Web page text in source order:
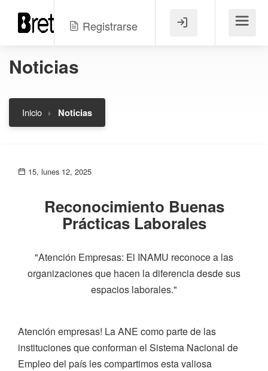
Registrarse Menú
Noticias
Inicio Noticias
15, lunes 12, 2025
Reconocimiento Buenas
Prácticas Laborales
"Atención Empresas: El INAMU reconoce a las
organizaciones que hacen la diferencia desde sus
espacios laborales."
Atención empresas! La ANE como parte de las
instituciones que conforman el Sistema Nacional de
Empleo del país les compartimos esta valiosa